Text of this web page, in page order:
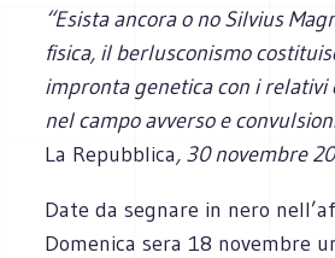
“Esista ancora o no Silvius
fisica, il berlusconismo
impronta genetica con i relativi
nel campo avverso e
La Repubblica, 30 novembre
Date da segnare in nero
Domenica sera 18 novembre